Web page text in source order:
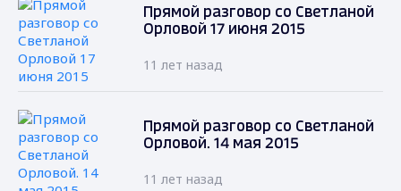
Прямой разговор со Светланой
Орловой 17 июня 2015
11 лет назад
Прямой разговор со Светланой
Орловой. 14 мая 2015
11 лет назад